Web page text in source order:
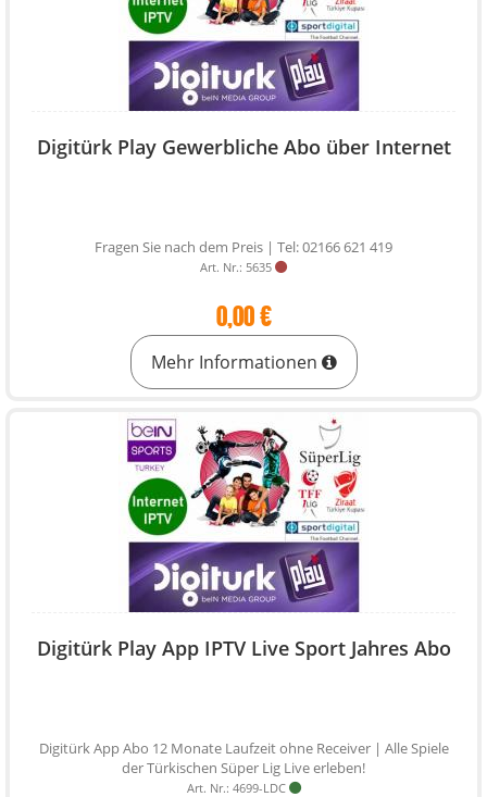
Digitürk Play Gewerbliche Abo über Internet
Fragen Sie nach dem Preis | Tel: 02166 621 419
Art. Nr.: 5635
0,00 €
Mehr Informationen
Digitürk Play App IPTV Live Sport Jahres Abo
Digitürk App Abo 12 Monate Laufzeit ohne Receiver | Alle Spiele
der Türkischen Süper Lig Live erleben!
Art. Nr.: 4699-LDC